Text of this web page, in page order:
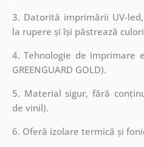
3. Datorită imprimării UV-
la rupere și își păstrează
4. Tehnologie de imprimare
GREENGUARD GOLD).
5. Material sigur, fără
de vinil).
6. Oferă izolare termică și